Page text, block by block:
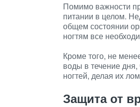
Помимо важности
питании в целом.
общем состоянии
ногтям все
Кроме того, не
воды в течение
ногтей, делая их
Защита от